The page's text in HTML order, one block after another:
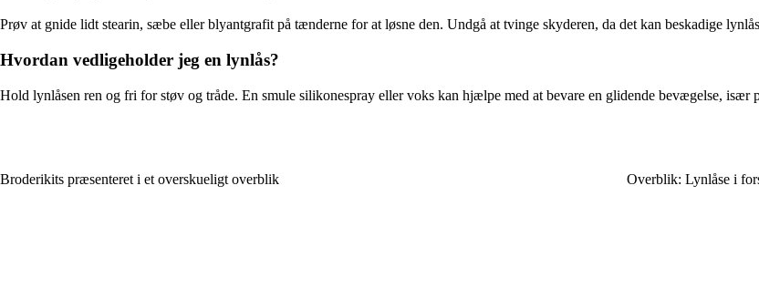
Prøv at gnide lidt stearin, sæbe eller blyantgrafit på tænderne for at løsne den. Undgå at tvinge skyderen, da det kan beskadige
Hvordan vedligeholder jeg en lynlås?
Hold lynlåsen ren og fri for støv og tråde. En smule silikonespray eller voks kan hjælpe med at bevare en glidende bevægelse, især
Broderikits præsenteret i et overskueligt overblik Overblik: Lynlåse i